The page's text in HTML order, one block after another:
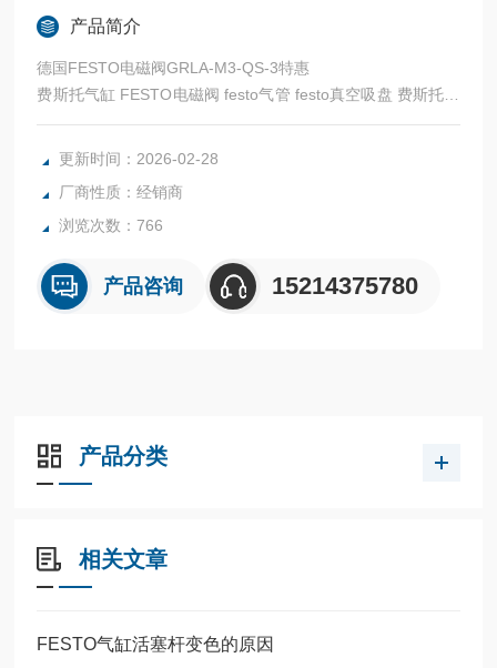
产品简介
德国FESTO电磁阀GRLA-M3-QS-3特惠
费斯托气缸 FESTO电磁阀 festo气管 festo真空吸盘 费斯托过
滤器 费斯托油雾器 FESTO传感器 FESTO代理
全系列产品大量现货请咨询上海茂硕机械设备有限公司
更新时间：2026-02-28
厂商性质：经销商
浏览次数：766
产品咨询 15214375780
产品分类
相关文章
FESTO气缸活塞杆变色的原因